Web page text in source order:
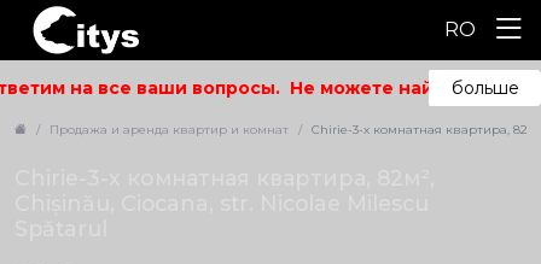
RO
на все ваши вопросы. Не можете найти то, что
больше
Продажа и аренда квартир и комнат Chirie-3-х комнатная квартира,